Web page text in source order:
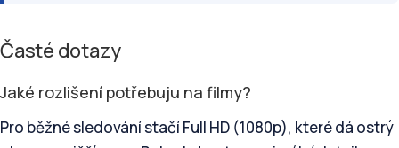
Časté dotazy
Jaké rozlišení potřebuju na filmy?
Pro běžné sledování stačí Full HD (1080p), které dá ostrý